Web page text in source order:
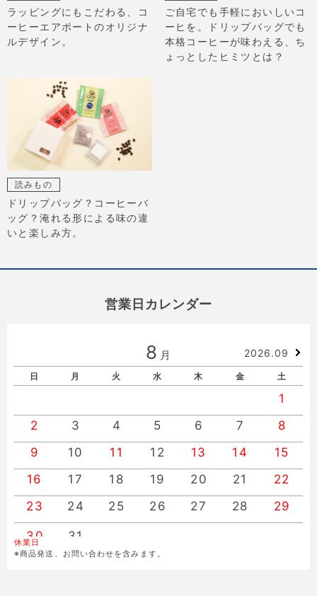
ラッピングにもこだわる、コ
ーヒーエアポートのオリジナ
ルデザイン。
ご自宅でも手軽においしいコ
ーヒを。ドリップバッグでも
本格コーヒーが味わえる、ち
ょっとしたヒミツとは？
読みもの
ドリップバッグ？コーヒーバ
ッグ？淹れる形による味の違
いと楽しみ方。
営業日カレンダー
8 月 2026.09
日 月 火 水 木 金 土
1
2
3 4 5 6 7
8
9
10 11 12 13 14
15
16
17 18 19 20 21
22
23
24 25 26 27 28 29
30 31
休業日
※商品発送、お問い合わせを含みます。